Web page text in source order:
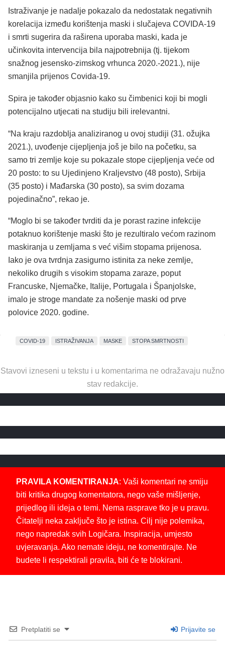
Istraživanje je nadalje pokazalo da nedostatak negativnih
korelacija između korištenja maski i slučajeva COVIDA-19
i smrti sugerira da raširena uporaba maski, kada je
učinkovita intervencija bila najpotrebnija (tj. tijekom
snažnog jesensko-zimskog vrhunca 2020.-2021.), nije
smanjila prijenos Covida-19.
Spira je također objasnio kako su čimbenici koji bi mogli
potencijalno utjecati na studiju bili irelevantni.
“Na kraju razdoblja analiziranog u ovoj studiji (31. ožujka
2021.), uvođenje cijepljenja još je bilo na početku, sa
samo tri zemlje koje su pokazale stope cijepljenja veće od
20 posto: to su Ujedinjeno Kraljevstvo (48 posto), Srbija
(35 posto) i Mađarska (30 posto), sa svim dozama
pojedinačno”, rekao je.
“Moglo bi se također tvrditi da je porast razine infekcije
potaknuo korištenje maski što je rezultiralo većom razinom
maskiranja u zemljama s već višim stopama prijenosa.
Iako je ova tvrdnja zasigurno istinita za neke zemlje,
nekoliko drugih s visokim stopama zaraze, poput
Francuske, Njemačke, Italije, Portugala i Španjolske,
imalo je stroge mandate za nošenje maski od prve
polovice 2020. godine.
COVID-19 ISTRAŽIVANJA MASKE STOPA SMRTNOSTI
Stavovi izneseni u tekstu i u komentarima ne odražavaju nužno
stav redakcije.
PRAVILA KOMENTIRANJA: Vaši komentari ne smiju
biti kritika drugog komentatora, nego vaše mišljenje,
prijedlog ili ideja o temi. Nema rasprave tko je u pravu.
Čitatelji neka zaključe što je istina. Cilj nije polemika,
nego napredak svih Logičara. Inspiracija, umjesto
uvjeravanja. Ako nemate ideju, ne komentirajte. Ne
budete li respektirali pravila, biti će te blokirani.
Pretplatiti se Prijavite se